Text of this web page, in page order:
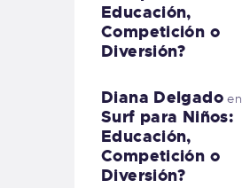
Educación,
Competición o
Diversión?
Diana Delgadoen
Surf para Niños:
Educación,
Competición o
Diversión?